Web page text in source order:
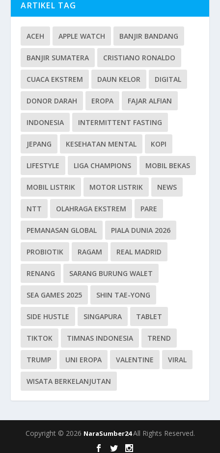
ARTIKEL TAG
ACEH APPLE WATCH BANJIR BANDANG
BANJIR SUMATERA CRISTIANO RONALDO
CUACA EKSTREM DAUN KELOR DIGITAL
DONOR DARAH EROPA FAJAR ALFIAN
INDONESIA INTERMITTENT FASTING
JEPANG KESEHATAN MENTAL KOPI
LIFESTYLE LIGA CHAMPIONS MOBIL BEKAS
MOBIL LISTRIK MOTOR LISTRIK NEWS
NTT OLAHRAGA EKSTREM PARE
PEMANASAN GLOBAL PIALA DUNIA 2026
PROBIOTIK RAGAM REAL MADRID
RENANG SARANG BURUNG WALET
SEA GAMES 2025 SHIN TAE-YONG
SIDE HUSTLE SINGAPURA TABLET
TIKTOK TIMNAS INDONESIA TREND
TRUMP UNI EROPA VALENTINE VIRAL
WISATA BERKELANJUTAN
Copyright © 2026 NaraSumber24All Rights Reserved.